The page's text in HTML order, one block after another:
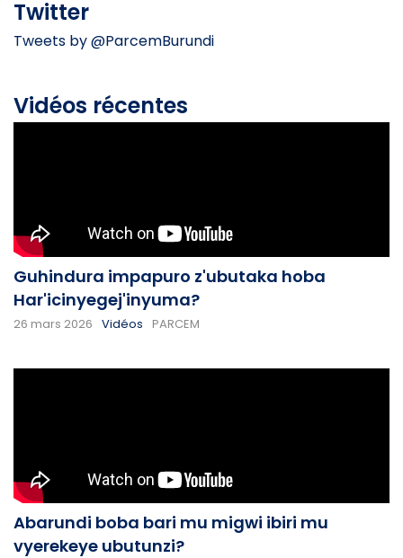
Twitter
Tweets by @ParcemBurundi
Vidéos récentes
Guhindura impapuro z'ubutaka hoba
Har'icinyegej'inyuma?
26 mars 2026 Vidéos PARCEM
Abarundi boba bari mu migwi ibiri mu
vyerekeye ubutunzi?